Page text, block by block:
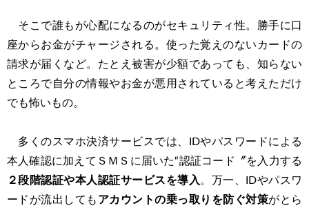
そこで誰もが心配になるのがセキュリティ性。勝手に口
座からお金がチャージされる。使った覚えのないカードの
請求が届くなど。たとえ被害が少額であっても、知らない
ところで自分の情報やお金が悪用されていると考えただけ
でも怖いもの。
多くのスマホ決済サービスでは、IDやパスワードによる
本人確認に加えてＳＭＳに届いた“認証コード〞を入力する
２段階認証や本人認証サービスを導入 。万一、IDやパスワ
ードが流出しても アカウントの乗っ取りを防ぐ対策がとら